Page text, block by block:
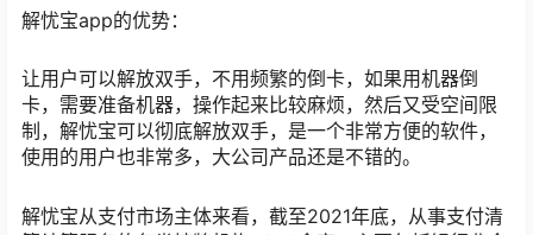
解忧宝app的优势：
让用户可以解放双手，不用频繁的倒卡，如果用机器倒
卡，需要准备机器，操作起来比较麻烦，然后又受空间限
制，解忧宝可以彻底解放双手，是一个非常方便的软件，
使用的用户也非常多，大公司产品还是不错的。
解忧宝从支付市场主体来看，截至2021年底，从事支付清